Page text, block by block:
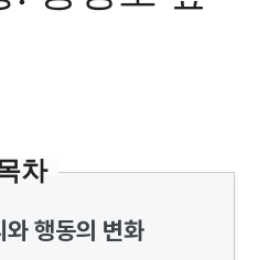
차
와 행동의 변화